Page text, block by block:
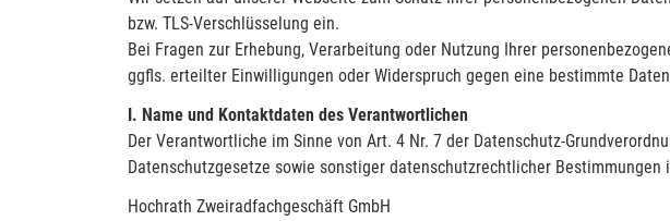
bzw. TLS-Verschlüsselung ein.
Bei Fragen zur Erhebung, Verarbeitung oder Nutzung Ihrer
ggfls. erteilter Einwilligungen oder Widerspruch gegen eine bestimmte
I. Name und Kontaktdaten des Verantwortlichen
Der Verantwortliche im Sinne von Art. 4 Nr. 7 der Datenschutz-
Datenschutzgesetze sowie sonstiger datenschutzrechtlicher Bestimmungen
Hochrath Zweiradfachgeschäft GmbH